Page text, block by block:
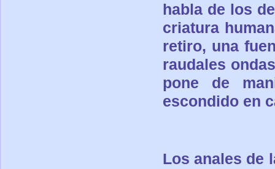
habla de los
criatura
retiro, una
raudales
pone de
escondido en
Los anales de